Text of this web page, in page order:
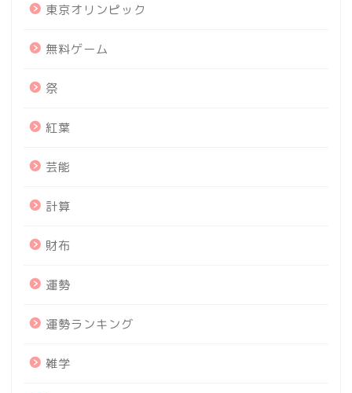
東京オリンピック
無料ゲーム
祭
紅葉
芸能
計算
財布
運勢
運勢ランキング
雑学